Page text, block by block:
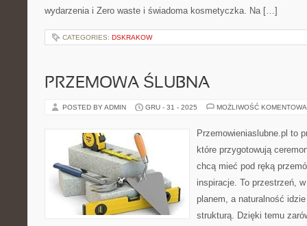
wydarzenia i Zero waste i świadoma kosmetyczka. Na […]
CATEGORIES: DSKRAKOW
PRZEMOWA ŚLUBNA
POSTED BY ADMIN GRU - 31 - 2025 MOŻLIWOŚĆ
Przemowieniaslubne.pl to
które przygotowują
chcą mieć pod ręką
inspiracje. To przestrzeń,
planem, a naturalność
strukturą. Dzięki temu